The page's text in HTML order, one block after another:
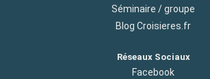
Séminaire / groupe
Blog Croisieres.fr
Réseaux Sociaux
Facebook